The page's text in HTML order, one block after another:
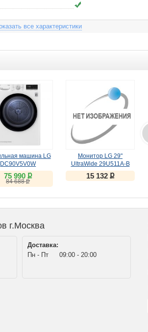
все характеристики
машина LG
DC90V5V0W
75 990 ք
84 688ք
Монитор LG 29"
UltraWide 29U511A-B
(IPS, 100Hz)
15 132 ք
г.Москва
Доставка:
Пн - Пт
09:00 - 20:00